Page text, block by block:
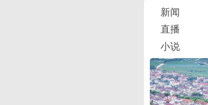
新闻
直播
小说